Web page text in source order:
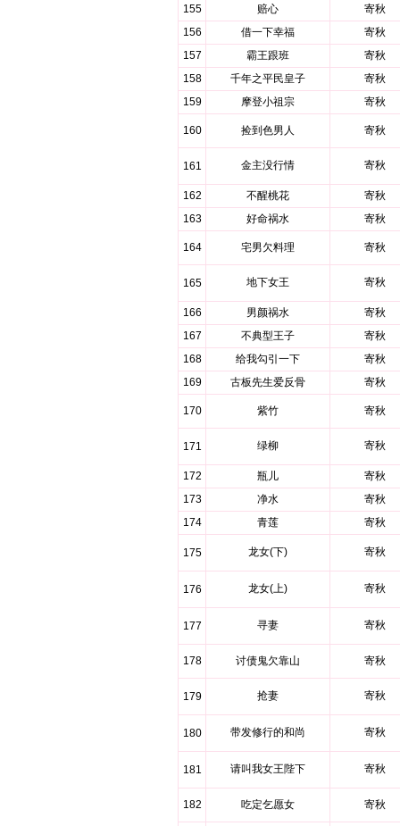
155
赔心
寄秋
156
借一下幸福
寄秋
157
霸王跟班
寄秋
158
千年之平民皇子
寄秋
159
摩登小祖宗 寄秋
160 捡到色男人 寄秋
161 金主没行情 寄秋
162 不醒桃花
寄秋
163
好命祸水 寄秋
164 宅男欠料理 寄秋
165 地下女王 寄秋
166 男颜祸水
寄秋
167
不典型王子
寄秋
168
给我勾引一下
寄秋
169
古板先生爱反骨 寄秋
170 紫竹 寄秋
171 绿柳 寄秋
172 瓶儿
寄秋
173
净水
寄秋
174
青莲 寄秋
175 龙女(下) 寄秋
176 龙女(上) 寄秋
177 寻妻 寄秋
178 讨债鬼欠靠山 寄秋
179 抢妻 寄秋
180 带发修行的和尚 寄秋
181 请叫我女王陛下 寄秋
182 吃定乞愿女 寄秋